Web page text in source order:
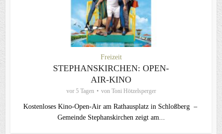
Freizeit
STEPHANSKIRCHEN: OPEN-
AIR-KINO
vor 5 Tagen von Toni Hötzelsperger
Kostenloses Kino-Open-Air am Rathausplatz in Schloßberg –
Gemeinde Stephanskirchen zeigt am...